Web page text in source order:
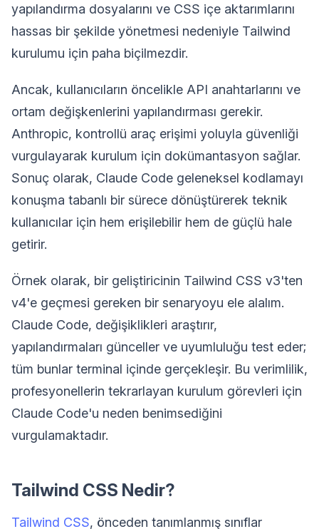
yapılandırma dosyalarını ve CSS içe aktarımlarını
hassas bir şekilde yönetmesi nedeniyle Tailwind
kurulumu için paha biçilmezdir.
Ancak, kullanıcıların öncelikle API anahtarlarını ve
ortam değişkenlerini yapılandırması gerekir.
Anthropic, kontrollü araç erişimi yoluyla güvenliği
vurgulayarak kurulum için dokümantasyon sağlar.
Sonuç olarak, Claude Code geleneksel kodlamayı
konuşma tabanlı bir sürece dönüştürerek teknik
kullanıcılar için hem erişilebilir hem de güçlü hale
getirir.
Örnek olarak, bir geliştiricinin Tailwind CSS v3'ten
v4'e geçmesi gereken bir senaryoyu ele alalım.
Claude Code, değişiklikleri araştırır,
yapılandırmaları günceller ve uyumluluğu test eder;
tüm bunlar terminal içinde gerçekleşir. Bu verimlilik,
profesyonellerin tekrarlayan kurulum görevleri için
Claude Code'u neden benimsediğini
vurgulamaktadır.
Tailwind CSS Nedir?
Tailwind CSS, önceden tanımlanmış sınıflar